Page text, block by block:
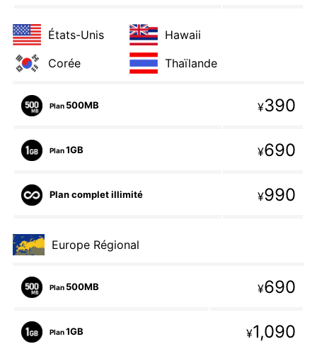
États-Unis
Hawaii
Corée
Thaïlande
Plan 500MB ¥390
Plan1GB ¥690
Plan complet illimité ¥990
Europe Régional
Plan 500MB ¥690
Plan1GB ¥1,090